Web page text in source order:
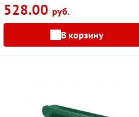
528.00руб.
В корзину